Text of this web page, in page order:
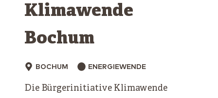
Klimawende
Bochum
BOCHUM ENERGIEWENDE
Die Bürgerinitiative Klimawende